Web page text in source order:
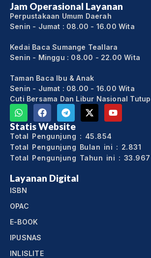
Jam Operasional Layanan
Perpustakaan Umum Daerah
Senin - Jumat : 08.00 - 16.00 Wita
Kedai Baca Sumange Teallara
Senin - Minggu : 08.00 - 22.00 Wita
Taman Baca Ibu & Anak
Senin - Jumat : 08.00 - 16.00 Wita
Cuti Bersama Dan Libur Nasional Tutup
Statis Website
Total Pengunjung : 45.854
Total Pengunjung Bulan ini : 2.831
Total Pengunjung Tahun ini : 33.967
Layanan Digital
ISBN
OPAC
E-BOOK
IPUSNAS
INLISLITE